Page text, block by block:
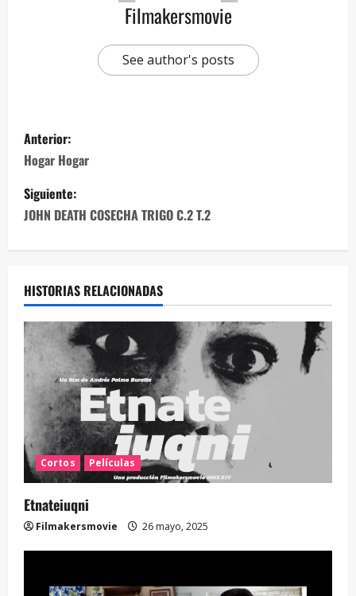
Filmakersmovie
See author's posts
Anterior:
Hogar Hogar
Siguiente:
JOHN DEATH COSECHA TRIGO C.2 T.2
HISTORIAS RELACIONADAS
Cortos Películas
Etnateiuqni
Filmakersmovie 26 mayo, 2025